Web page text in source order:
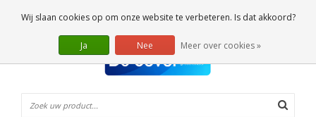
0 Artikelen
Wij slaan cookies op om onze website te verbeteren. Is dat akkoord?
Ja Nee Meer over cookies »